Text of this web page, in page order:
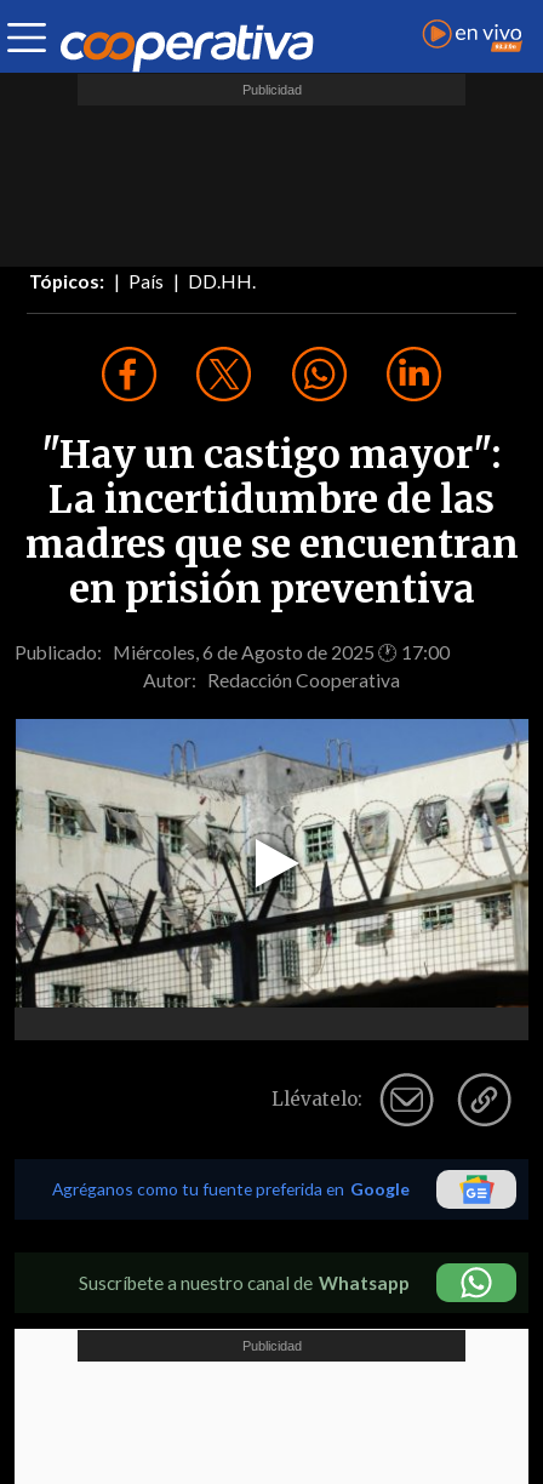
Tópicos: País DD.HH.
"Hay un castigo mayor":
La incertidumbre de las
madres que se encuentran
en prisión preventiva
Publicado: Miércoles, 6 de Agosto de 2025 🕐 17:00
Autor: Redacción Cooperativa
Play
Video
Llévatelo:
Agréganos como tu fuente preferida en Google
Suscríbete a nuestro canal de Whatsapp